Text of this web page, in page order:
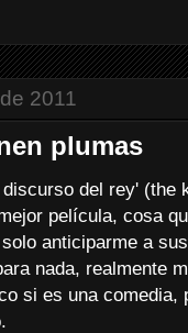
2011
plumas
del rey' (the
película, cosa
anticiparme a
nada, realmente
si es una comedia,